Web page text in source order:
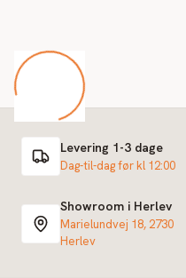
Levering 1-3 dage
Dag-til-dag før kl 12:00
Showroom i Herlev
Marielundvej 18, 2730
Herlev